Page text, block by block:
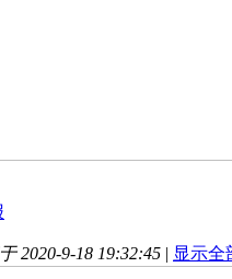
2020-9-18 19:32:45 | 显示全